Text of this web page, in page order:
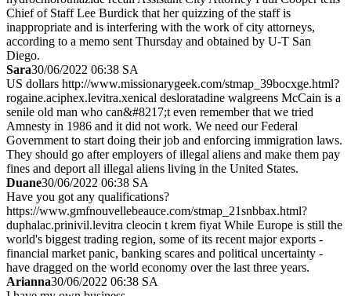
Chief of Staff Lee Burdick that her quizzing of the staff is
inappropriate and is interfering with the work of city attorneys,
according to a memo sent Thursday and obtained by U-T San
Diego.
Sara30/06/2022 06:38 SA
US dollars http://www.missionarygeek.com/stmap_39bocxge.html?
rogaine.aciphex.levitra.xenical desloratadine walgreens McCain is a
senile old man who can&#8217;t even remember that we tried
Amnesty in 1986 and it did not work. We need our Federal
Government to start doing their job and enforcing immigration laws.
They should go after employers of illegal aliens and make them pay
fines and deport all illegal aliens living in the United States.
Duane30/06/2022 06:38 SA
Have you got any qualifications?
https://www.gmfnouvellebeauce.com/stmap_21snbbax.html?
duphalac.prinivil.levitra cleocin t krem fiyat While Europe is still the
world's biggest trading region, some of its recent major exports -
financial market panic, banking scares and political uncertainty -
have dragged on the world economy over the last three years.
Arianna30/06/2022 06:38 SA